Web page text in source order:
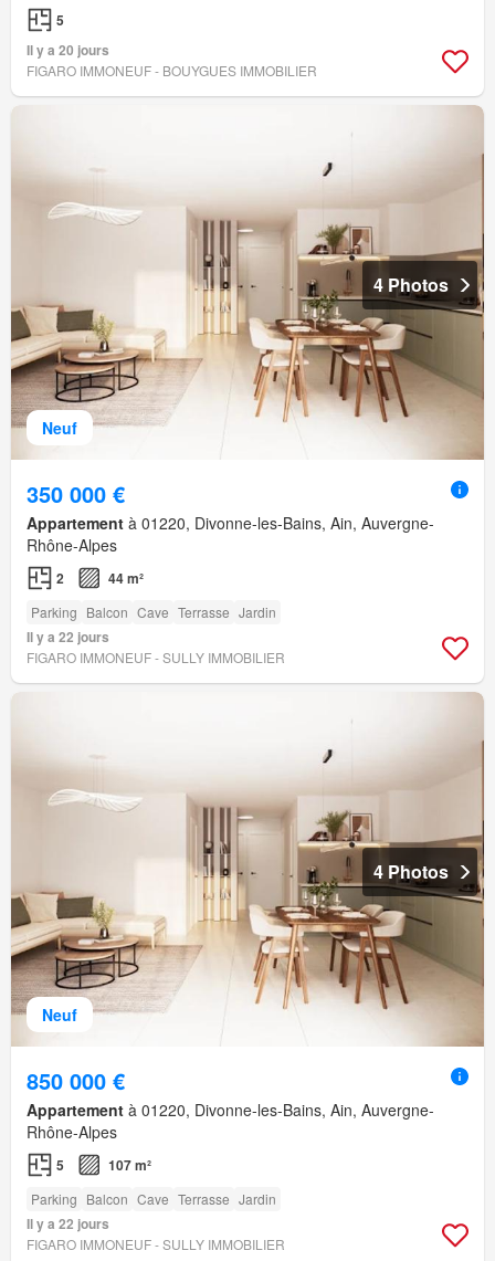
5
Il y a 20 jours
FIGARO IMMONEUF - BOUYGUES IMMOBILIER
Neuf
4 Photos
350 000 €
Appartement à 01220, Divonne-les-Bains, Ain, Auvergne-
Rhône-Alpes
2 44 m²
Parking Balcon Cave Terrasse Jardin
Il y a 22 jours
FIGARO IMMONEUF - SULLY IMMOBILIER
Neuf
4 Photos
850 000 €
Appartement à 01220, Divonne-les-Bains, Ain, Auvergne-
Rhône-Alpes
5 107 m²
Parking Balcon Cave Terrasse Jardin
Il y a 22 jours
FIGARO IMMONEUF - SULLY IMMOBILIER